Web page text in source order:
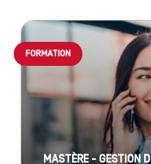
MASTÈRE - GESTION
FORMATION